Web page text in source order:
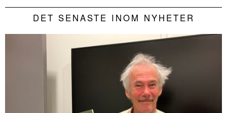
DET SENASTE INOM NYHETER